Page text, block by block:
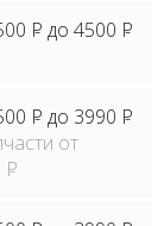
P до 4500 P
P до 3990 P
от
P